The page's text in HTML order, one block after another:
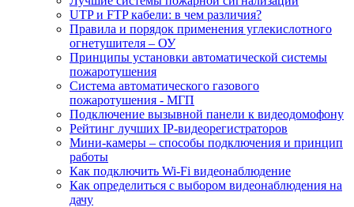
UTP и FTP кабели: в чем различия?
Правила и порядок применения углекислотного
огнетушителя – ОУ
Принципы установки автоматической системы
пожаротушения
Система автоматического газового
пожаротушения - МГП
Подключение вызывной панели к видеодомофону
Рейтинг лучших IP-видеорегистраторов
Мини-камеры – способы подключения и принцип
работы
Как подключить Wi-Fi видеонаблюдение
Как определиться с выбором видеонаблюдения на
дачу